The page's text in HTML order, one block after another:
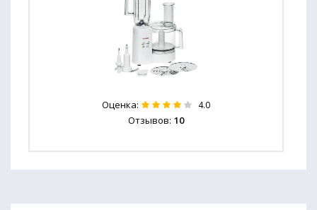
Оценка: 4.0
Отзывов: 10